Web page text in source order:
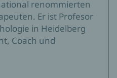
renommierten
Er ist Profesor
in Heidelberg
Coach und